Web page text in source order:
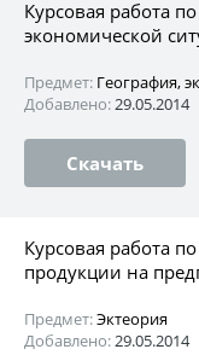
Курсовая работа
экономической
Предмет: География,
Добавлено:29.05.2014
Скачать
Курсовая работа
продукции на
Предмет:Эктеория
Добавлено:29.05.2014